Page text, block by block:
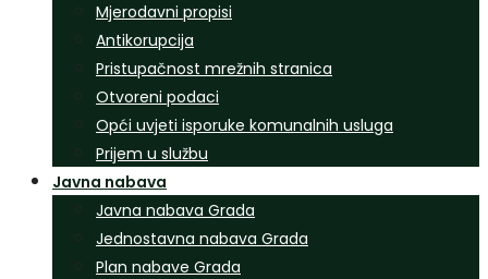
Mjerodavni propisi
Antikorupcija
Pristupačnost mrežnih stranica
Otvoreni podaci
Opći uvjeti isporuke komunalnih usluga
Prijem u službu
Javna nabava
Javna nabava Grada
Jednostavna nabava Grada
Plan nabave Grada